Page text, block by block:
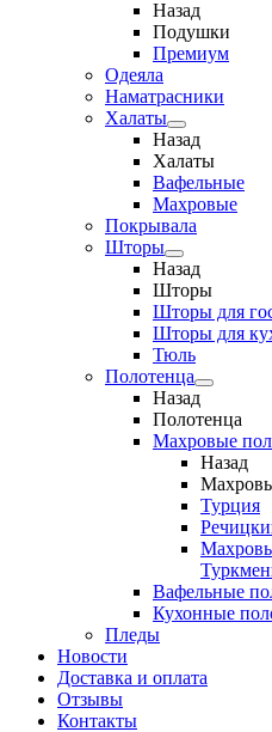
Назад
Подушки
Премиум
Одеяла
Наматрасники
Халаты
Назад
Халаты
Вафельные
Махровые
Покрывала
Шторы
Назад
Шторы
Шторы для
Шторы для
Тюль
Полотенца
Назад
Полотенца
Махровые
Назад
Турция
Вафельные
Кухонные
Пледы
Новости
Доставка и оплата
Отзывы
Контакты